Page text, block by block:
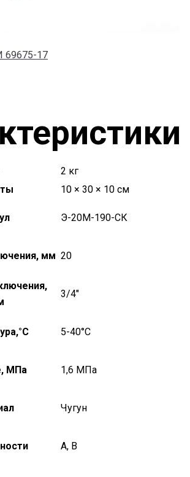
69675-17
2 кг
10 × 30 × 10 см
Э-20М-190-СК
мм 20
3/4"
5-40°С
МПа 1,6 МПа
Чугун
А, В